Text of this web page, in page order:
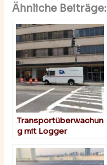
Ähnliche Beiträge:
Transportüberwachun
g mit Logger